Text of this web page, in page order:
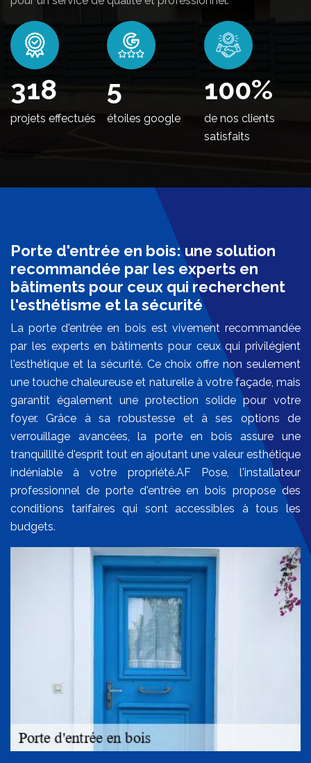
378
projets effectués
5
étoiles google
100%
de nos clients
satisfaits
Porte d'entrée en bois: une solution
recommandée par les experts en
bâtiments pour ceux qui recherchent
l'esthétisme et la sécurité
La porte d'entrée en bois est vivement recommandée
par les experts en bâtiments pour ceux qui privilégient
l'esthétique et la sécurité. Ce choix offre non seulement
une touche chaleureuse et naturelle à votre façade, mais
garantit également une protection solide pour votre
foyer. Grâce à sa robustesse et à ses options de
verrouillage avancées, la porte en bois assure une
tranquillité d'esprit tout en ajoutant une valeur esthétique
indéniable à votre propriété.AF Pose, l'installateur
professionnel de porte d'entrée en bois propose des
conditions tarifaires qui sont accessibles à tous les
budgets.